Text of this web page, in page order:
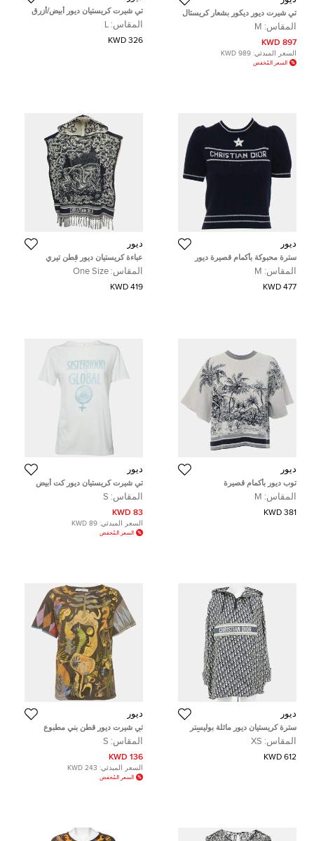
تي شيرت ديور ديكور بشعار كريستال
مرصع زر مخمل بيبلوم مقاس وسط
(ميديم)
المقاس: M
897 KWD
السعر المبدئي: 989 KWD
السعر المُخفض
تي شيرت كريستيان ديور أبيض/أزرق
بحري مخطط بشعار من قماش
جيرسي بولو مقاس كبير
المقاس: L
326 KWD
ديور
سترة محبوكة بأكمام قصيرة ديور
المقاس: M
477 KWD
ديور
عباءة كريستيان ديور قطن تيري
بطباعة توال دو جوي أزرق مقاس
واحد
المقاس: One Size
419 KWD
ديور
توب ديور بأكمام قصيرة
المقاس: M
381 KWD
ديور
تي شيرت كريستيان ديور كت أبيض
بكتابة شعار خليط من الكتان مقاس
صغير
المقاس: S
83 KWD
السعر المبدئي: 89 KWD
السعر المُخفض
ديور
سترة كريستيان ديور مائلة بوليستر
بيج/أزرق بحري مقاس صغير جداً
المقاس: XS
612 KWD
ديور
تي شيرت ديور قطن بني مطبوع
بأكمام قصيرة مقاس وسط ( ميديوم )
المقاس: S
136 KWD
السعر المبدئي: 243 KWD
السعر المُخفض